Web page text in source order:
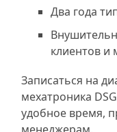
Два года
клиентов и
Записаться на
мехатроника
удобное время,